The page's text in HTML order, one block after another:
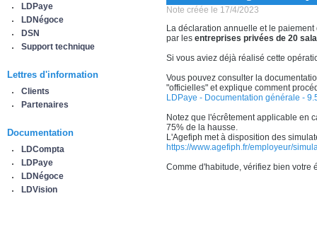
Infogérance
LDPaye
LDNégoce
DSN
Support technique
Lettres d'information
Clients
Partenaires
Documentation
LDCompta
LDPaye
LDNégoce
LDVision
Note créée le 17/4/2023
La déclaration annuelle et le
par les entreprises privées de 20
Si vous aviez déjà réalisé cette
Vous pouvez consulter la
"officielles" et explique comment
LDPaye - Documentation générale -
Notez que l'écrêtement applicable en
75% de la hausse.
L'Agefiph met à disposition des
https://www.agefiph.fr/employeur/
Comme d'habitude, vérifiez bien votre